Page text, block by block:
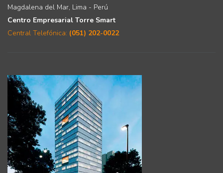
Magdalena del Mar, Lima - Perú
Centro Empresarial Torre Smart
Central Telefónica: (051) 202-0022